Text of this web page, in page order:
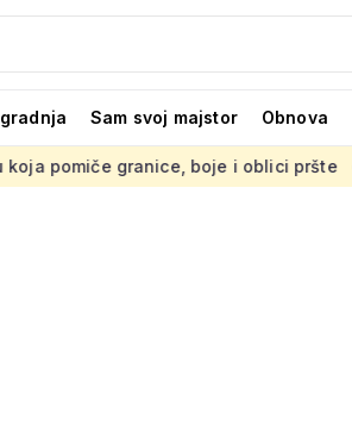
Sam svoj majstor Obnova
boje i oblici pršte Presuda 'Statileo